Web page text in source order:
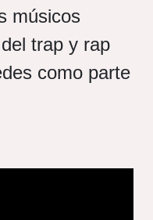
músicos
trap y rap
como parte